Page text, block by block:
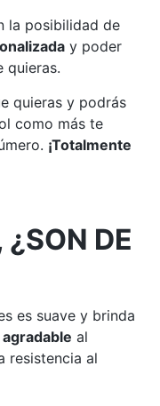
la posibilidad de
y poder
quieras.
quieras y podrás
como más te
¡Totalmente
¿SON DE
es suave y brinda
al
resistencia al